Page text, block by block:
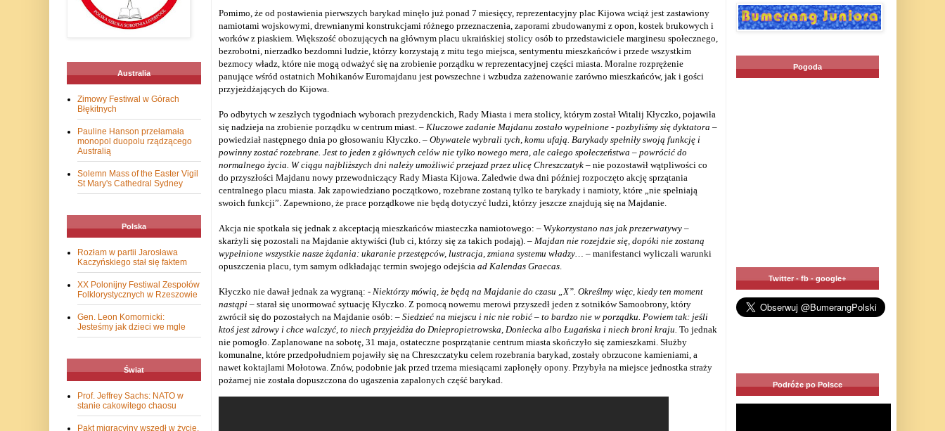
Pomimo, że od postawienia pierwszych barykad minęło już ponad 7 miesięcy, reprezentacyjny plac Kijowa wciąż jest zastawiony
namiotami wojskowymi, drewnianymi konstrukcjami różnego przeznaczenia, zaporami zbudowanymi z opon, kostek brukowych i
worków z piaskiem. Większość obozujących na głównym placu ukraińskiej stolicy osób to przedstawiciele marginesu społecznego,
bezrobotni, nierzadko bezdomni ludzie, którzy korzystają z mitu tego miejsca, sentymentu mieszkańców i przede wszystkim
bezmocy władz, które nie mogą odważyć się na zrobienie porządku w reprezentacyjnej części miasta. Moralne rozprężenie
panujące wśród ostatnich Mohikanów Euromajdanu jest powszechne i wzbudza zażenowanie zarówno mieszkańców, jak i gości
przyjeżdżających do Kijowa.
Po odbytych w zeszłych tygodniach wyborach prezydenckich, Rady Miasta i mera stolicy, którym został Witalij Kłyczko, pojawiła
się nadzieja na zrobienie porządku w centrum miast. – Kluczowe zadanie Majdanu zostało wypełnione - pozbyliśmy się dyktatora –
powiedział następnego dnia po głosowaniu Kłyczko. – Obywatele wybrali tych, komu ufają. Barykady spełniły swoją funkcję i
powinny zostać rozebrane. Jest to jeden z głównych celów nie tylko nowego mera, ale całego społeczeństwa – powrócić do
normalnego życia. W ciągu najbliższych dni należy umożliwić przejazd przez ulicę Chreszczatyk– nie pozostawił wątpliwości co
do przyszłości Majdanu nowy przewodniczący Rady Miasta Kijowa. Zaledwie dwa dni później rozpoczęto akcję sprzątania
centralnego placu miasta. Jak zapowiedziano początkowo, rozebrane zostaną tylko te barykady i namioty, które „nie spełniają
swoich funkcji”. Zapewniono, że prace porządkowe nie będą dotyczyć ludzi, którzy jeszcze znajdują się na Majdanie.
Akcja nie spotkała się jednak z akceptacją mieszkańców miasteczka namiotowego: – Wykorzystano nas jak prezerwatywy–
skarżyli się pozostali na Majdanie aktywiści (lub ci, którzy się za takich podają). – Majdan nie rozejdzie się, dopóki nie zostaną
wypełnione wszystkie nasze żądania: ukaranie przestępców, lustracja, zmiana systemu władzy… – manifestanci wyliczali warunki
opuszczenia placu, tym samym odkładając termin swojego odejścia ad Kalendas Graecas.
Kłyczko nie dawał jednak za wygraną: -Niektórzy mówią, że będą na Majdanie do czasu „X”. Określmy więc, kiedy ten moment
nastąpi– starał się unormować sytuację Kłyczko. Z pomocą nowemu merowi przyszedł jeden z sotników Samoobrony, który
zwrócił się do pozostałych na Majdanie osób: – Siedzieć na miejscu i nic nie robić – to bardzo nie w porządku. Powiem tak: jeśli
ktoś jest zdrowy i chce walczyć, to niech przyjeżdża do Dniepropietrowska, Doniecka albo Ługańska i niech broni kraju. To jednak
nie pomogło. Zaplanowane na sobotę, 31 maja, ostateczne posprzątanie centrum miasta skończyło się zamieszkami. Służby
komunalne, które przedpołudniem pojawiły się na Chreszczatyku celem rozebrania barykad, zostały obrzucone kamieniami, a
nawet koktajlami Mołotowa. Znów, podobnie jak przed trzema miesiącami zapłonęły opony. Przybyła na miejsce jednostka straży
pożarnej nie została dopuszczona do ugaszenia zapalonych część barykad.
Australia
Zimowy Festiwal w Górach
Błękitnych
Pauline Hanson przełamała
monopol duopolu rządzącego
Australią
Solemn Mass of the Easter Vigil
St Mary's Cathedral Sydney
Polska
Rozłam w partii Jarosława
Kaczyńskiego stał się faktem
XX Polonijny Festiwal Zespołów
Folklorystycznych w Rzeszowie
Gen. Leon Komornicki:
Jesteśmy jak dzieci we mgle
Świat
Prof. Jeffrey Sachs: NATO w
stanie cakowitego chaosu
Pakt migracyjny wszedł w życie.
Pogoda
Twitter - fb - google+
Podróże po Polsce